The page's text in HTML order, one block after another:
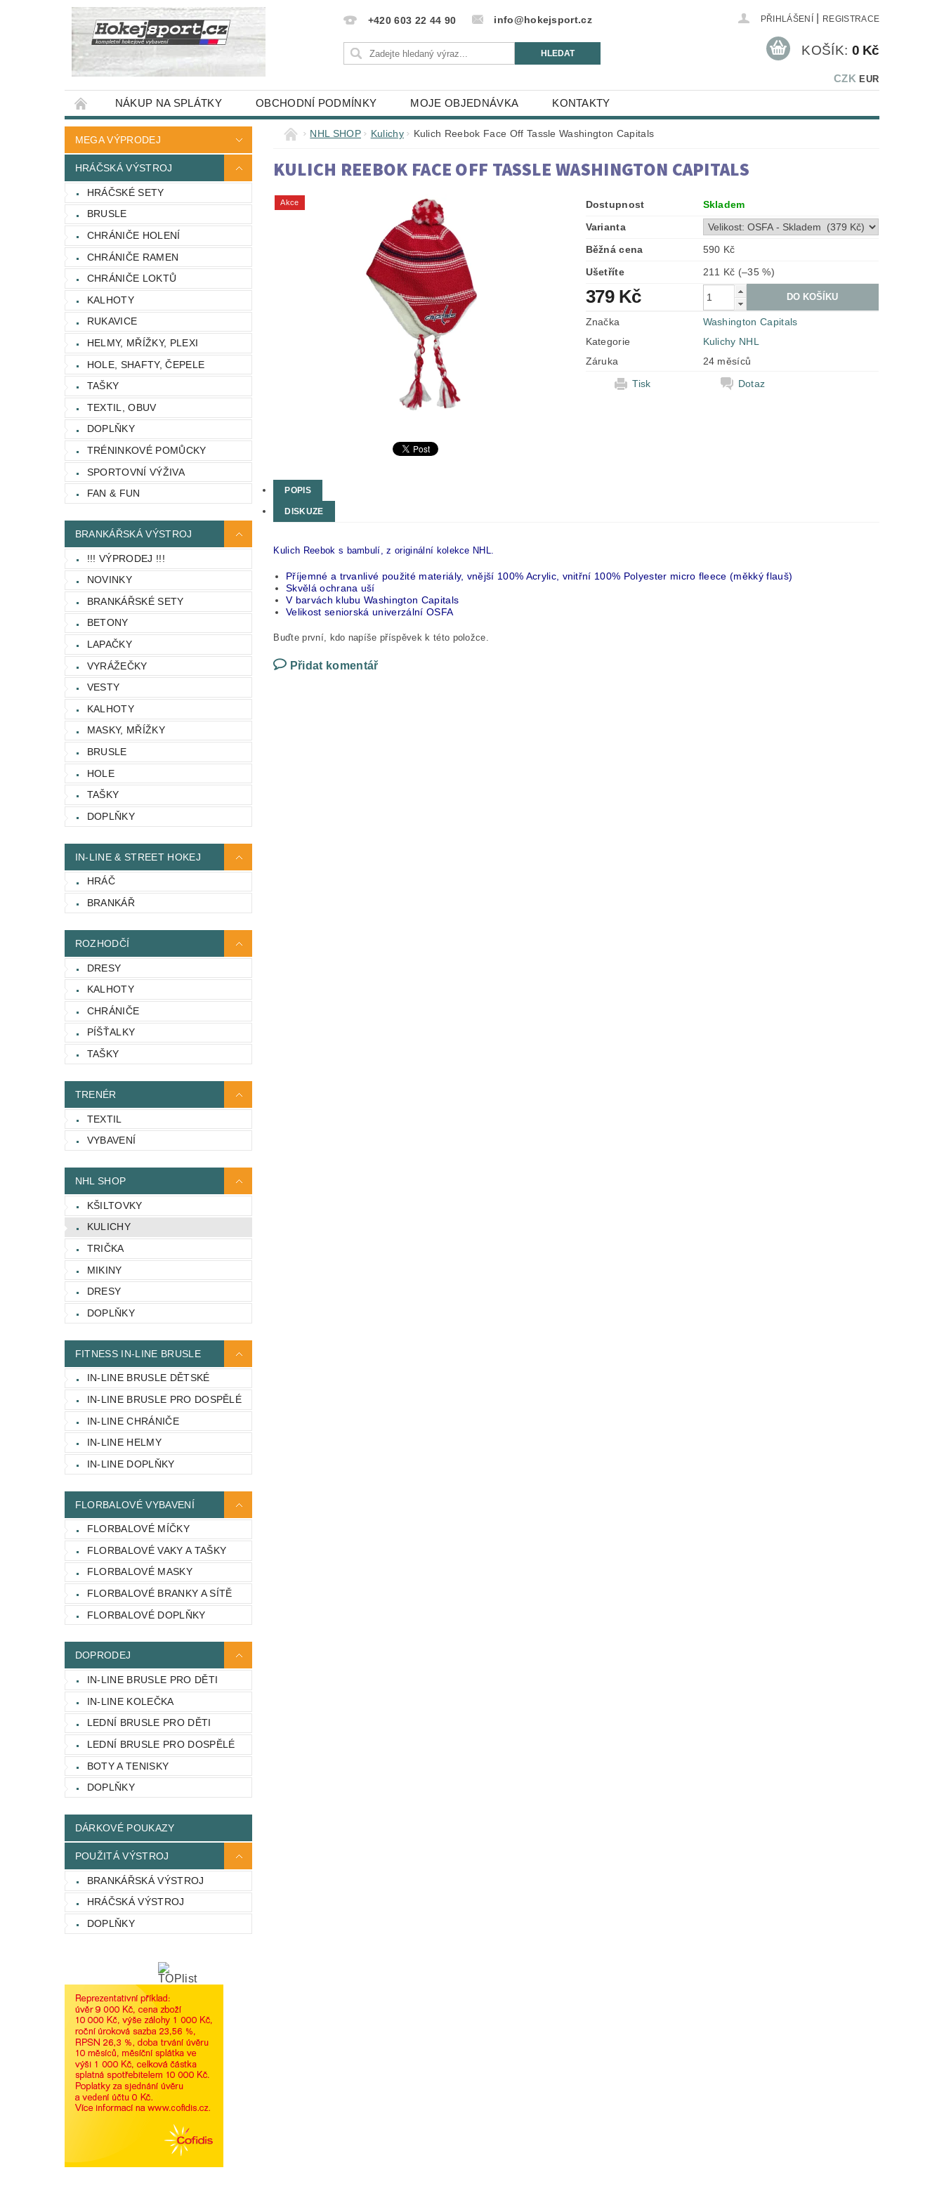
+420 603 22 44 90 info@hokejsport.cz PŘIHLÁŠENÍ REGISTRACE
CZK EUR
KOŠÍK: 0 Kč
NÁKUP NA SPLÁTKY OBCHODNÍ PODMÍNKY MOJE OBJEDNÁVKA KONTAKTY
MEGA VÝPRODEJ
HRÁČSKÁ VÝSTROJ
HRÁČSKÉ SETY
BRUSLE
CHRÁNIČE HOLENÍ
CHRÁNIČE RAMEN
CHRÁNIČE LOKTŮ
KALHOTY
RUKAVICE
HELMY, MŘÍŽKY, PLEXI
HOLE, SHAFTY, ČEPELE
TAŠKY
TEXTIL, OBUV
DOPLŇKY
TRÉNINKOVÉ POMŮCKY
SPORTOVNÍ VÝŽIVA
FAN & FUN
BRANKÁŘSKÁ VÝSTROJ
!!! VÝPRODEJ !!!
NOVINKY
BRANKÁŘSKÉ SETY
BETONY
LAPAČKY
VYRÁŽEČKY
VESTY
KALHOTY
MASKY, MŘÍŽKY
BRUSLE
HOLE
TAŠKY
DOPLŇKY
IN-LINE & STREET HOKEJ
HRÁČ
BRANKÁŘ
ROZHODČÍ
DRESY
KALHOTY
CHRÁNIČE
PÍŠŤALKY
TAŠKY
TRENÉR
TEXTIL
VYBAVENÍ
NHL SHOP
KŠILTOVKY
KULICHY
TRIČKA
MIKINY
DRESY
DOPLŇKY
FITNESS IN-LINE BRUSLE
IN-LINE BRUSLE DĚTSKÉ
IN-LINE BRUSLE PRO DOSPĚLÉ
IN-LINE CHRÁNIČE
IN-LINE HELMY
IN-LINE DOPLŇKY
FLORBALOVÉ VYBAVENÍ
FLORBALOVÉ MÍČKY
FLORBALOVÉ VAKY A TAŠKY
FLORBALOVÉ MASKY
FLORBALOVÉ BRANKY A SÍTĚ
FLORBALOVÉ DOPLŇKY
DOPRODEJ
IN-LINE BRUSLE PRO DĚTI
IN-LINE KOLEČKA
LEDNÍ BRUSLE PRO DĚTI
LEDNÍ BRUSLE PRO DOSPĚLÉ
BOTY A TENISKY
DOPLŇKY
DÁRKOVÉ POUKAZY
POUŽITÁ VÝSTROJ
BRANKÁŘSKÁ VÝSTROJ
HRÁČSKÁ VÝSTROJ
DOPLŇKY
NHL SHOP Kulichy Kulich Reebok Face Off Tassle Washington Capitals
KULICH REEBOK FACE OFF TASSLE WASHINGTON CAPITALS
Akce Dostupnost
Skladem
Varianta
Běžná cena
590 Kč
Ušetříte
211 Kč (–35 %)
379 Kč
Značka
Washington Capitals
Kategorie
Kulichy NHL
Záruka
24 měsíců
Tisk
Dotaz
POPIS
DISKUZE
Kulich Reebok s bambulí, z originální kolekce NHL.
Příjemné a trvanlivé použité materiály, vnější 100% Acrylic, vnitřní 100% Polyester micro fleece (měkký flauš)
Skvělá ochrana uší
V barvách klubu Washington Capitals
Velikost seniorská univerzální OSFA
Buďte první, kdo napíše příspěvek k této položce.
Přidat komentář